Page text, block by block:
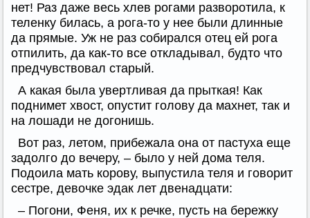
нет! Раз даже весь хлев рогами разворотила, к
теленку билась, а рога-то у нее были длинные
да прямые. Уж не раз собирался отец ей рога
отпилить, да как-то все откладывал, будто что
предчувствовал старый.
А какая была увертливая да прыткая! Как
поднимет хвост, опустит голову да махнет, так и
на лошади не догонишь.
Вот раз, летом, прибежала она от пастуха еще
задолго до вечеру, – было у ней дома теля.
Подоила мать корову, выпустила теля и говорит
сестре, девочке эдак лет двенадцати:
– Погони, Феня, их к речке, пусть на бережку